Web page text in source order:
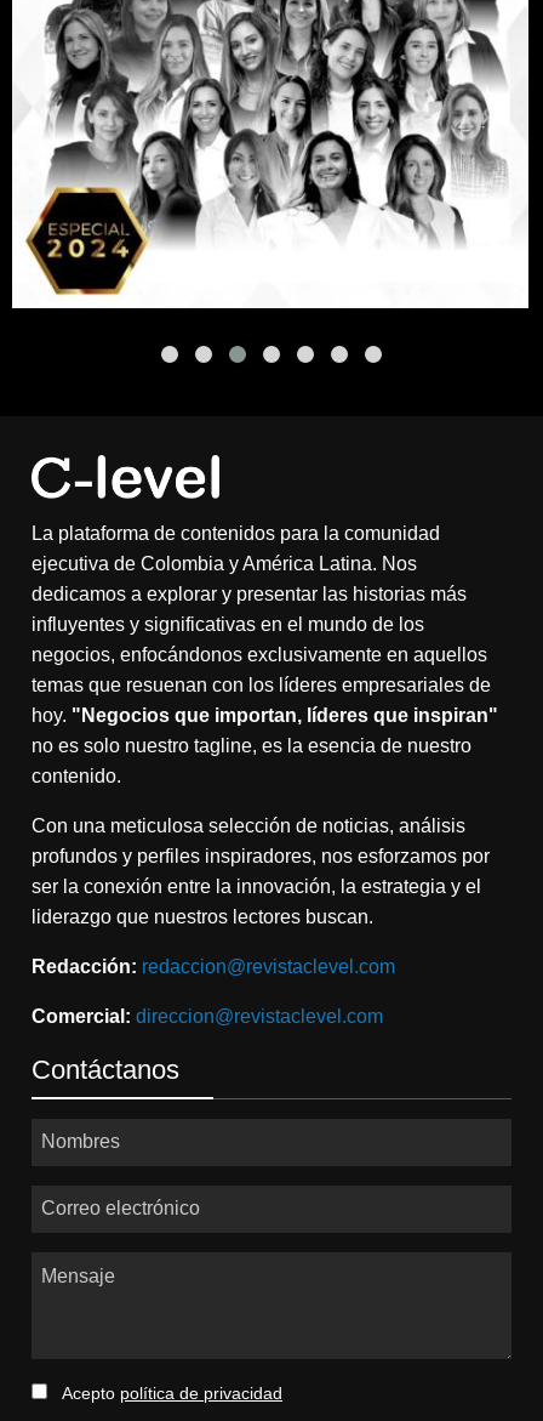
La plataforma de contenidos para la comunidad
ejecutiva de Colombia y América Latina. Nos
dedicamos a explorar y presentar las historias más
influyentes y significativas en el mundo de los
negocios, enfocándonos exclusivamente en aquellos
temas que resuenan con los líderes empresariales de
hoy. "Negocios que importan, líderes que inspiran"
no es solo nuestro tagline, es la esencia de nuestro
contenido.
Con una meticulosa selección de noticias, análisis
profundos y perfiles inspiradores, nos esforzamos por
ser la conexión entre la innovación, la estrategia y el
liderazgo que nuestros lectores buscan.
Redacción: redaccion@revistaclevel.com
Comercial: direccion@revistaclevel.com
Contáctanos
Nombres
Correo electrónico
Mensaje
Acepto política de privacidad